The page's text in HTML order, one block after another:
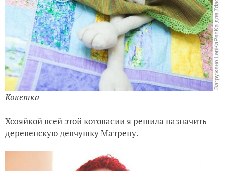
Кокетка
Хозяйкой всей этой котовасии я решила назначить
деревенскую девчушку Матрену.